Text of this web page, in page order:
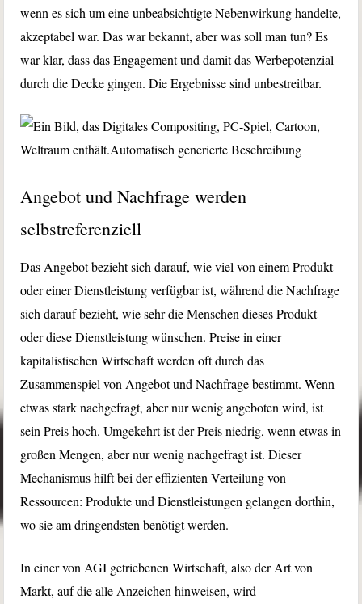
wenn es sich um eine unbeabsichtigte Nebenwirkung handelte,
akzeptabel war. Das war bekannt, aber was soll man tun? Es
war klar, dass das Engagement und damit das Werbepotenzial
durch die Decke gingen. Die Ergebnisse sind unbestreitbar.
Angebot und Nachfrage werden
selbstreferenziell
Das Angebot bezieht sich darauf, wie viel von einem Produkt
oder einer Dienstleistung verfügbar ist, während die Nachfrage
sich darauf bezieht, wie sehr die Menschen dieses Produkt
oder diese Dienstleistung wünschen. Preise in einer
kapitalistischen Wirtschaft werden oft durch das
Zusammenspiel von Angebot und Nachfrage bestimmt. Wenn
etwas stark nachgefragt, aber nur wenig angeboten wird, ist
sein Preis hoch. Umgekehrt ist der Preis niedrig, wenn etwas in
großen Mengen, aber nur wenig nachgefragt ist. Dieser
Mechanismus hilft bei der effizienten Verteilung von
Ressourcen: Produkte und Dienstleistungen gelangen dorthin,
wo sie am dringendsten benötigt werden.
In einer von AGI getriebenen Wirtschaft, also der Art von
Markt, auf die alle Anzeichen hinweisen, wird